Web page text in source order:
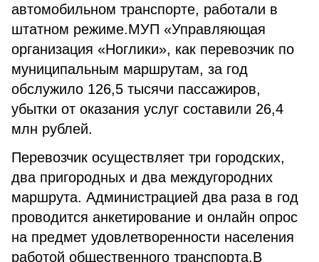
автомобильном транспорте, работали в
штатном режиме.МУП «Управляющая
организация «Ноглики», как перевозчик по
муниципальным маршрутам, за год
обслужило 126,5 тысячи пассажиров,
убытки от оказания услуг составили 26,4
млн рублей.
Перевозчик осуществляет три городских,
два пригородных и два междугородних
маршрута. Администрацией два раза в год
проводится анкетирование и онлайн опрос
на предмет удовлетворенности населения
работой общественного транспорта.В